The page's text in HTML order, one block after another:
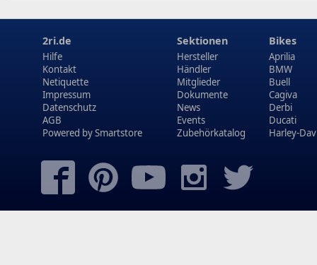
2ri.de
Hilfe
Kontakt
Netiquette
Impressum
Datenschutz
AGB
Powered bySmartstore
Sektionen
Hersteller
Händler
Mitglieder
Dokumente
News
Events
Zubehörkatalog
Bikes
Aprilia
BMW
Buell
Cagiva
Derbi
Ducati
Harley-